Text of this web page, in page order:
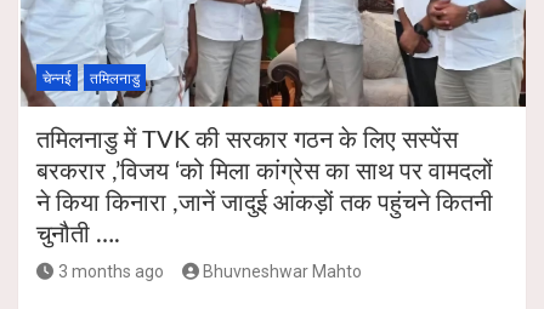
p
k
चेन्नई तमिलनाडु
तमिलनाडु में TVK की सरकार गठन के लिए सस्पेंस
बरकरार ,’विजय ‘को मिला कांग्रेस का साथ पर वामदलों
ने किया किनारा ,जानें जादुई आंकड़ों तक पहुंचने कितनी
चुनौती ….
3 months ago Bhuvneshwar Mahto